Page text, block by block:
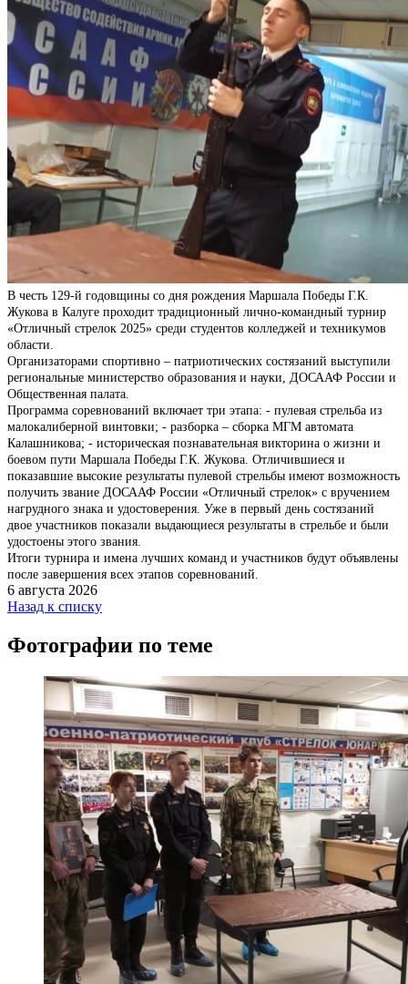
В честь 129-й годовщины со дня рождения Маршала Победы Г.К.
Жукова в Калуге проходит традиционный лично-командный турнир
«Отличный стрелок 2025» среди студентов колледжей и техникумов
области.
Организаторами спортивно – патриотических состязаний выступили
региональные министерство образования и науки, ДОСААФ России и
Общественная палата.
Программа соревнований включает три этапа: - пулевая стрельба из
малокалиберной винтовки; - разборка – сборка МГМ автомата
Калашникова; - историческая познавательная викторина о жизни и
боевом пути Маршала Победы Г.К. Жукова. Отличившиеся и
показавшие высокие результаты пулевой стрельбы имеют возможность
получить звание ДОСААФ России «Отличный стрелок» с вручением
нагрудного знака и удостоверения. Уже в первый день состязаний
двое участников показали выдающиеся результаты в стрельбе и были
удостоены этого звания.
Итоги турнира и имена лучших команд и участников будут объявлены
после завершения всех этапов соревнований.
6 августа 2026
Назад к списку
Фотографии по теме